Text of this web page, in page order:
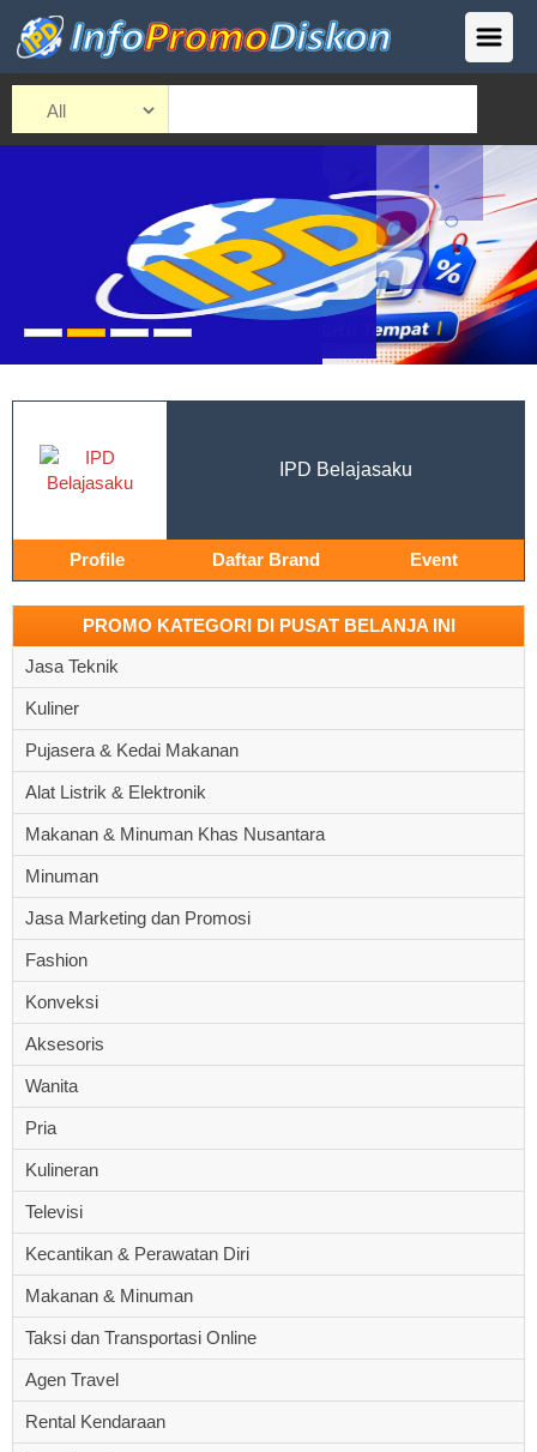
IPD Belajasaku
Profile Daftar Brand Event
PROMO KATEGORI DI PUSAT BELANJA INI
Jasa Teknik
Kuliner
Pujasera & Kedai Makanan
Alat Listrik & Elektronik
Makanan & Minuman Khas Nusantara
Minuman
Jasa Marketing dan Promosi
Fashion
Konveksi
Aksesoris
Wanita
Pria
Kulineran
Televisi
Kecantikan & Perawatan Diri
Makanan & Minuman
Taksi dan Transportasi Online
Agen Travel
Rental Kendaraan